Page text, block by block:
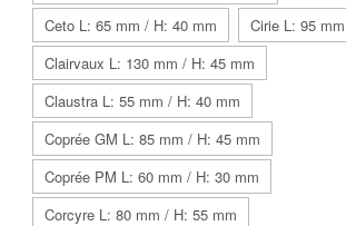
Ceto L: 65 mm / H: 40 mm
Cirie L: 95
Clairvaux L: 130 mm / H: 45 mm
Claustra L: 55 mm / H: 40 mm
Coprée GM L: 85 mm / H: 45 mm
Coprée PM L: 60 mm / H: 30 mm
Corcyre L: 80 mm / H: 55 mm